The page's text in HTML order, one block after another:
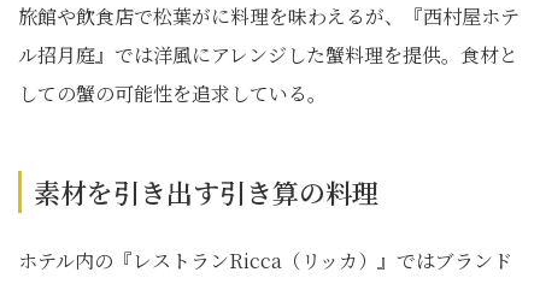
旅館や飲食店で松葉がに料理を味わえるが、『西村屋ホテ
ル招月庭』では洋風にアレンジした蟹料理を提供。食材と
しての蟹の可能性を追求している。
素材を引き出す引き算の料理
ホテル内の『レストランRicca（リッカ）』ではブランド